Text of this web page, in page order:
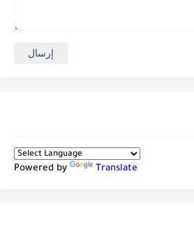
Powered by Translate